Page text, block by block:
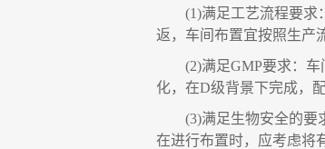
(1)满足工艺流程要求 ：
返，车间布置宜按照生产
(2)满足GMP要求 ： 车
化，在D级背景下完成，
(3)满足生物安全的要
在进行布置时，应考虑将